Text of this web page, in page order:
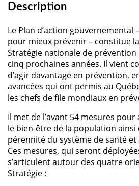
Description
Le Plan d’action gouvernemental
pour mieux prévenir – constitue
Stratégie nationale de prévention
cinq prochaines années. Il vient
d’agir davantage en prévention,
avancées qui ont permis au
les chefs de file mondiaux en
Il met de l’avant 54 mesures
le bien-être de la population
pérennité du système de santé et
Ces mesures, qui seront
s’articulent autour des quatre
Stratégie :